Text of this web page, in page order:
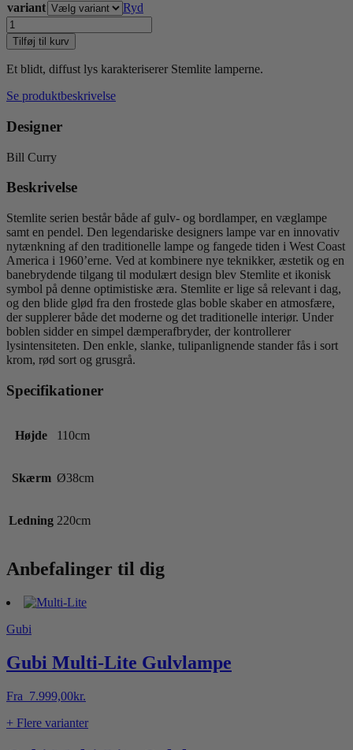
variant
Ryd
Stemlite
Gulvlampe
H110
cm
Tilføj til kurv
Et blidt, diffust lys karakteriserer Stemlite lamperne.
Se produktbeskrivelse
Designer
Bill Curry
Beskrivelse
Stemlite serien består både af gulv- og bordlamper, en væglampe
samt en pendel. Den legendariske designers lampe var en innovativ
nytænkning af den traditionelle lampe og fangede tiden i West Coast
America i 1960’erne. Ved at kombinere nye teknikker, æstetik og en
banebrydende tilgang til modulært design blev Stemlite et ikonisk
symbol på denne optimistiske æra. Stemlite er lige så relevant i dag,
og den blide glød fra den frostede glas boble skaber en atmosfære,
der supplerer både det moderne og det traditionelle interiør. Under
boblen sidder en simpel dæmperafbryder, der kontrollerer
lysintensiteten. Den enkle, slanke, tulipanlignende stander fås i sort
krom, rød sort og grusgrå.
Specifikationer
Højde 110cm
Skærm Ø38cm
Ledning 220cm
Anbefalinger til dig
Gubi
Gubi Multi-Lite Gulvlampe
Fra 7.999,00kr.
+ Flere varianter